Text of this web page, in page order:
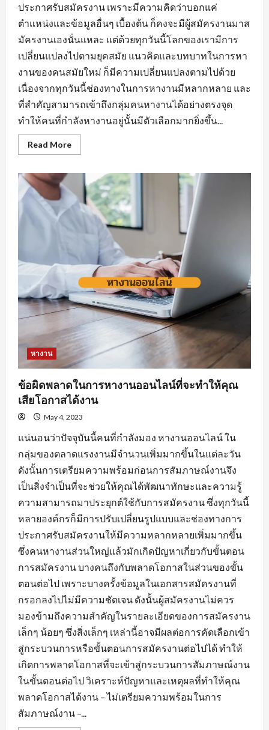
ประกาศรับสมัครงาน เพราะมีความคิดว่าบอกแค่
ตำแหน่งและข้อมูลอื่นๆ เบื้องต้น ก็คงจะมีผู้สมัครงานมาส
มัครงานเองนั่นแหละ แต่ด้วยทุกวันนี้โลกของเรามีการ
เปลี่ยนแปลงไปตามยุคสมัย แนวคิดและบทบาทในการหา
งานของคนสมัยใหม่ ก็มีความเปลี่ยนแปลงตามไปด้วย
เนื่องจากทุกวันนี้ช่องทางในการหางานมีหลากหลาย และ
ที่สำคัญสามารถเข้าถึงกลุ่มคนหางานได้อย่างตรงจุด
ทำให้คนที่กำลังหางานอยู่นั้นมีตัวเลือกมากยิ่งขึ้น...
Read MoreRead
more
เหล็ก
ของ
การ
หา
งาน
อุตสาหกรรม
หนองแค
ต้อง
มี
หางาน
ข้อผิดพลาดในการหางานออนไลน์ที่จะทำให้คุณ
เสียโอกาสได้งาน
May 4, 2023
แน่นอนว่าปัจจุบันนี้คนที่กำลังมอง หางานออนไลน์ ใน
กลุ่มของตลาดแรงงานมีจำนวนเพิ่มมากขึ้นในแต่ละวัน
ดังนั้นการเตรียมความพร้อมก่อนการสัมภาษณ์งานจึง
เป็นสิ่งจำเป็นที่จะช่วยให้คุณได้พัฒนาทักษะและความรู้
ความสามารถมาประยุกต์ใช้กับการสมัครงาน ซึ่งทุกวันนี้
หลายองค์กรก็มีการปรับเปลี่ยนรูปแบบและช่องทางการ
ประกาศรับสมัครงานให้มีความหลากหลายเพิ่มมากขึ้น
ซึ่งคนหางานส่วนใหญ่แล้วมักเกิดปัญหาเกี่ยวกับขั้นตอน
การสมัครงาน บางคนถึงกับพลาดโอกาสในส่วนของขั้น
ตอนต่อไป เพราะบางครั้งข้อมูลในเอกสารสมัครงานที่
กรอกลงไปไม่มีความชัดเจน ดังนั้นผู้สมัครงานไม่ควร
มองข้ามถึงความสำคัญในรายละเอียดของการสมัครงาน
เล็กๆ น้อยๆ ซึ่งสิ่งเล็กๆ เหล่านี้อาจมีผลต่อการคัดเลือกเข้า
สู่กระบวนการหรือขั้นตอนการสมัครงานต่อไปได้ ทำให้
เกิดการพลาดโอกาสที่จะเข้าสู่กระบวนการสัมภาษณ์งาน
ในขั้นตอนต่อไป วิเคราะห์ปัญหาและเหตุผลที่ทำให้คุณ
พลาดโอกาสได้งาน – ไม่เตรียมความพร้อมในการ
สัมภาษณ์งาน –...